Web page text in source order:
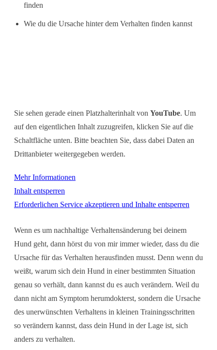
finden
Wie du die Ursache hinter dem Verhalten finden kannst
Sie sehen gerade einen Platzhalterinhalt von YouTube. Um
auf den eigentlichen Inhalt zuzugreifen, klicken Sie auf die
Schaltfläche unten. Bitte beachten Sie, dass dabei Daten an
Drittanbieter weitergegeben werden.
Mehr Informationen
Inhalt entsperren
Erforderlichen Service akzeptieren und Inhalte entsperren
Wenn es um nachhaltige Verhaltensänderung bei deinem
Hund geht, dann hörst du von mir immer wieder, dass du die
Ursache für das Verhalten herausfinden musst. Denn wenn du
weißt, warum sich dein Hund in einer bestimmten Situation
genau so verhält, dann kannst du es auch verändern. Weil du
dann nicht am Symptom herumdokterst, sondern die Ursache
des unerwünschten Verhaltens in kleinen Trainingsschritten
so verändern kannst, dass dein Hund in der Lage ist, sich
anders zu verhalten.